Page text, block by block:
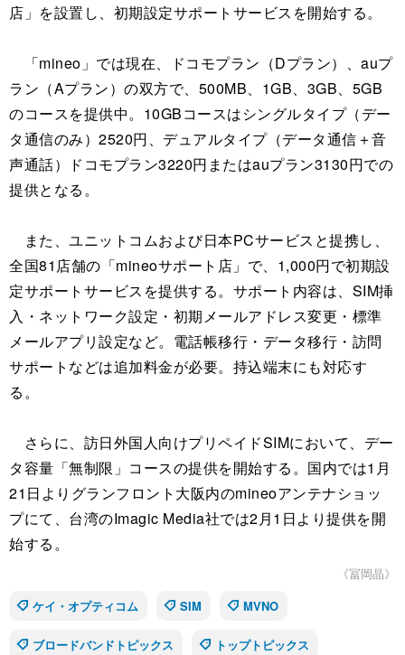
店」を設置し、初期設定サポートサービスを開始する。
「mineo」では現在、ドコモプラン（Dプラン）、auプ
ラン（Aプラン）の双方で、500MB、1GB、3GB、5GB
のコースを提供中。10GBコースはシングルタイプ（デー
タ通信のみ）2520円、デュアルタイプ（データ通信＋音
声通話）ドコモプラン3220円またはauプラン3130円での
提供となる。
また、ユニットコムおよび日本PCサービスと提携し、
全国81店舗の「mineoサポート店」で、1,000円で初期設
定サポートサービスを提供する。サポート内容は、SIM挿
入・ネットワーク設定・初期メールアドレス変更・標準
メールアプリ設定など。電話帳移行・データ移行・訪問
サポートなどは追加料金が必要。持込端末にも対応す
る。
さらに、訪日外国人向けプリペイドSIMにおいて、デー
タ容量「無制限」コースの提供を開始する。国内では1月
21日よりグランフロント大阪内のmineoアンテナショッ
プにて、台湾のImagic Media社では2月1日より提供を開
始する。
《冨岡晶》
ケイ・オプティコム
SIM MVNO
ブロードバンドトピックス トップトピックス